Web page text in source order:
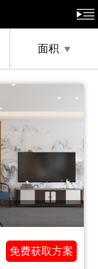
面积
免费获取方案